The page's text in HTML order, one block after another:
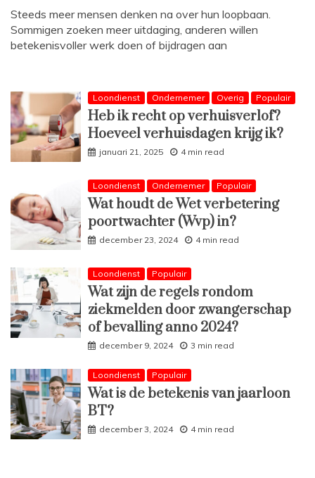
Steeds meer mensen denken na over hun loopbaan.
Sommigen zoeken meer uitdaging, anderen willen
betekenisvoller werk doen of bijdragen aan
Loondienst Ondernemer Overig Populair
Heb ik recht op verhuisverlof?
Hoeveel verhuisdagen krijg ik?
januari 21, 2025 4 min read
Loondienst Ondernemer Populair
Wat houdt de Wet verbetering
poortwachter (Wvp) in?
december 23, 2024 4 min read
Loondienst Populair
Wat zijn de regels rondom
ziekmelden door zwangerschap
of bevalling anno 2024?
december 9, 2024 3 min read
Loondienst Populair
Wat is de betekenis van jaarloon
BT?
december 3, 2024 4 min read